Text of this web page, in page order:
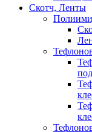
Скотч, Ленты